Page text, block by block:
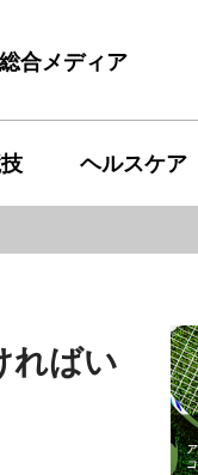
合メディア
ヘルスケア
ればい